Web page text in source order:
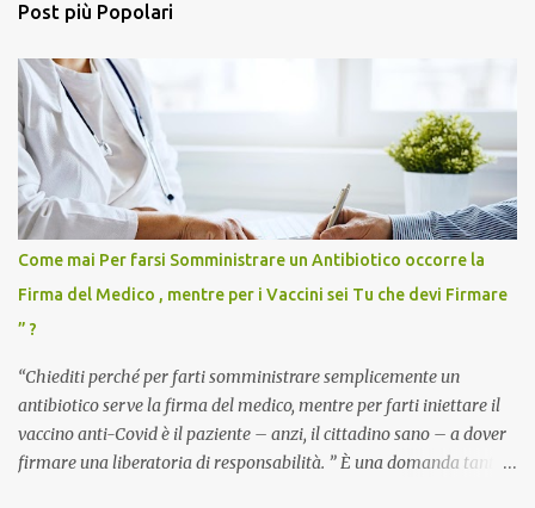
Post più Popolari
Come mai Per farsi Somministrare un Antibiotico occorre la
Firma del Medico , mentre per i Vaccini sei Tu che devi Firmare
” ?
“Chiediti perché per farti somministrare semplicemente un
antibiotico serve la firma del medico, mentre per farti iniettare il
vaccino anti-Covid è il paziente – anzi, il cittadino sano – a dover
firmare una liberatoria di responsabilità. ” È una domanda tanto